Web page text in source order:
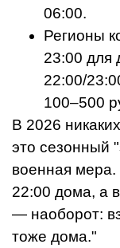
06:00.
Регионы
23:00 для
22:00/
100–500
В 2026
это сезонный
военная
22:00 дома, а
— наоборот:
тоже дома."